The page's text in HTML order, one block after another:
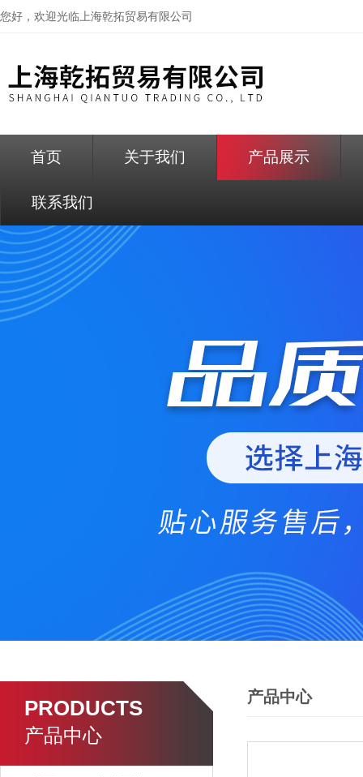
您好，欢迎光临上海乾拓贸易有限公司
首页 关于我们 产品展示
联系我们
PRODUCTS
产品中心
产品中心